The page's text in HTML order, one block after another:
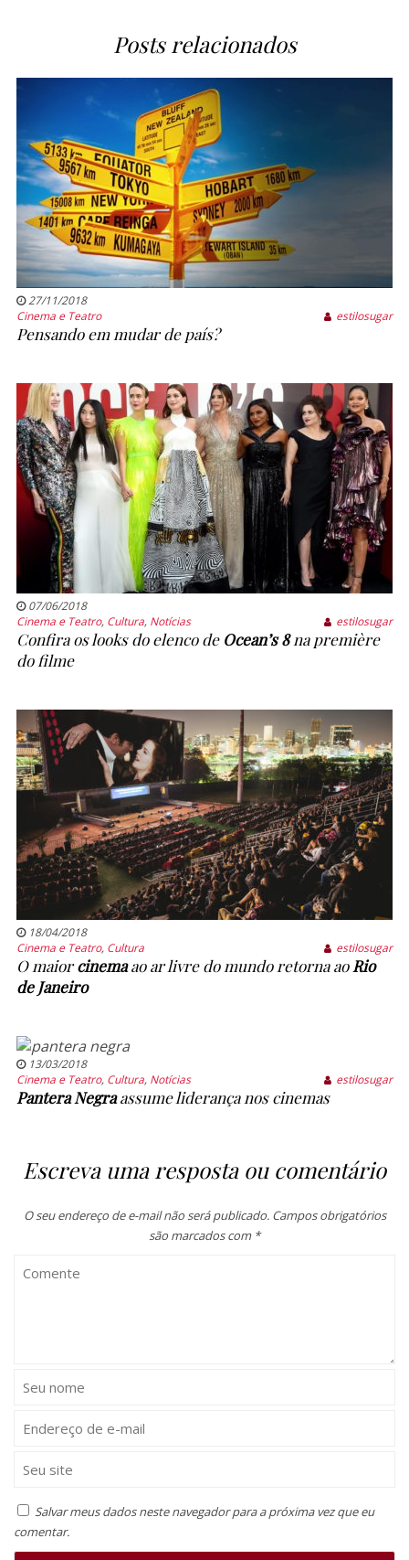
Posts relacionados
27/11/2018
Cinema e Teatro
estilosugar
Pensando em mudar de país?
07/06/2018
Cinema e Teatro, Cultura, Notícias estilosugar
Confira os looks do elenco de Ocean’s 8na première
do filme
18/04/2018
Cinema e Teatro, Cultura estilosugar
O maiorcinemaao ar livre do mundo retorna ao Rio
de Janeiro
13/03/2018
Cinema e Teatro, Cultura, Notícias estilosugar
Pantera Negraassume liderança nos cinemas
Escreva uma resposta ou comentário
O seu endereço de e-mail não será publicado. Campos obrigatórios
são marcados com *
Salvar meus dados neste navegador para a próxima vez que eu
comentar.